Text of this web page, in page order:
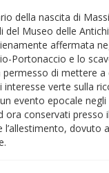
della nascita di
Museo delle
affermata
Portonaccio e lo
di mettere
verte sulla
evento epocale
ora conservati
dovuto